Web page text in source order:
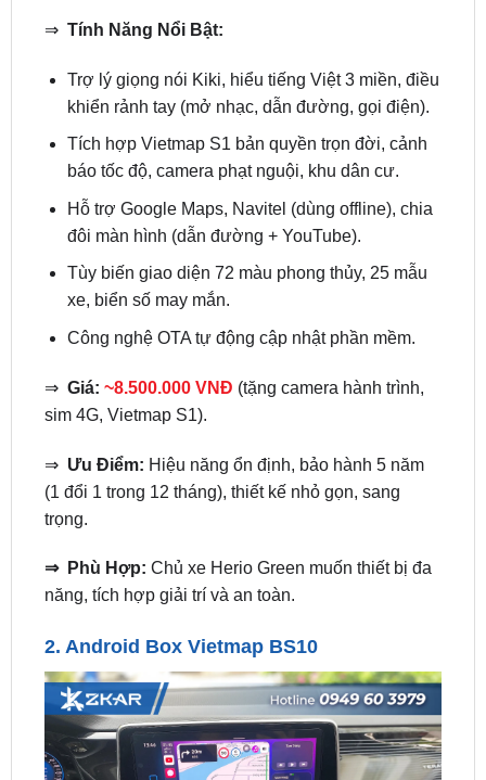
Trợ lý giọng nói Kiki, hiểu tiếng Việt 3 miền, điều
Tích hợp Vietmap S1 bản quyền trọn đời, cảnh
báo tốc độ, camera phạt nguội, khu dân cư.
Hỗ trợ Google Maps, Navitel (dùng offline), chia
đôi màn hình (dẫn đường + YouTube).
Tùy biến giao diện 72 màu phong thủy, 25 mẫu
xe, biển số may mắn.
Công nghệ OTA tự động cập nhật phần mềm.
Giá: ~8.500.000 VNĐ(tặng camera hành trình,
⇒Ưu Điểm:Hiệu năng ổn định, bảo hành 5 năm
trọng.
⇒ Phù Hợp:
2.Android Box Vietmap BS10